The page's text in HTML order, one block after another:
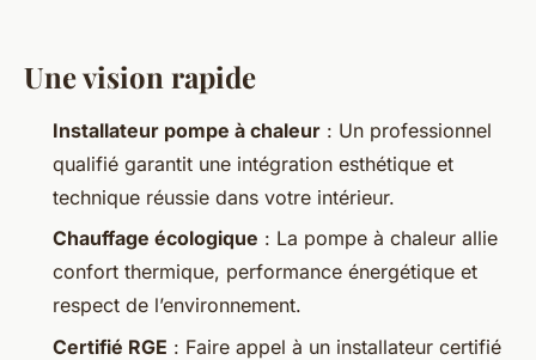
Une vision rapide
Installateur pompe à chaleur : Un professionnel
qualifié garantit une intégration esthétique et
technique réussie dans votre intérieur.
Chauffage écologique : La pompe à chaleur allie
confort thermique, performance énergétique et
respect de l’environnement.
Certifié RGE : Faire appel à un installateur certifié